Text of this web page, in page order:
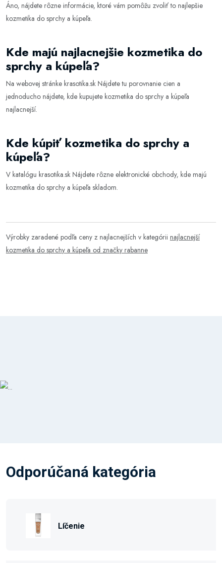
Áno, nájdete rôzne informácie, ktoré vám pomôžu zvoliť to najlepšie
kozmetika do sprchy a kúpeľa.
Kde majú najlacnejšie kozmetika do
sprchy a kúpeľa?
Na webovej stránke krasotika.sk Nájdete tu porovnanie cien a
jednoducho nájdete, kde kupujete kozmetika do sprchy a kúpeľa
najlacnejší.
Kde kúpiť kozmetika do sprchy a
kúpeľa?
V katalógu krasotika.sk Nájdete rôzne elektronické obchody, kde majú
kozmetika do sprchy a kúpeľa skladom.
Výrobky zaradené podľa ceny z najlacnejších v kategórii najlacnejší
kozmetika do sprchy a kúpeľa od značky rabanne
Odporúčaná kategória
Líčenie